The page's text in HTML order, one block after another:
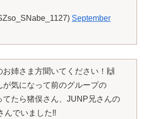
September
お姉さま方聞いてください！🙌
が気になって前のグループの
てたら猪俣さん、JUNP兄さんの
んでいました‼️